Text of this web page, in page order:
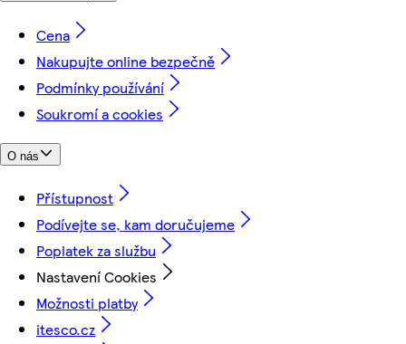
Cena
Nakupujte online bezpečně
Podmínky používání
Soukromí a cookies
O nás
Přístupnost
Podívejte se, kam doručujeme
Poplatek za službu
Nastavení Cookies
Možnosti platby
itesco.cz